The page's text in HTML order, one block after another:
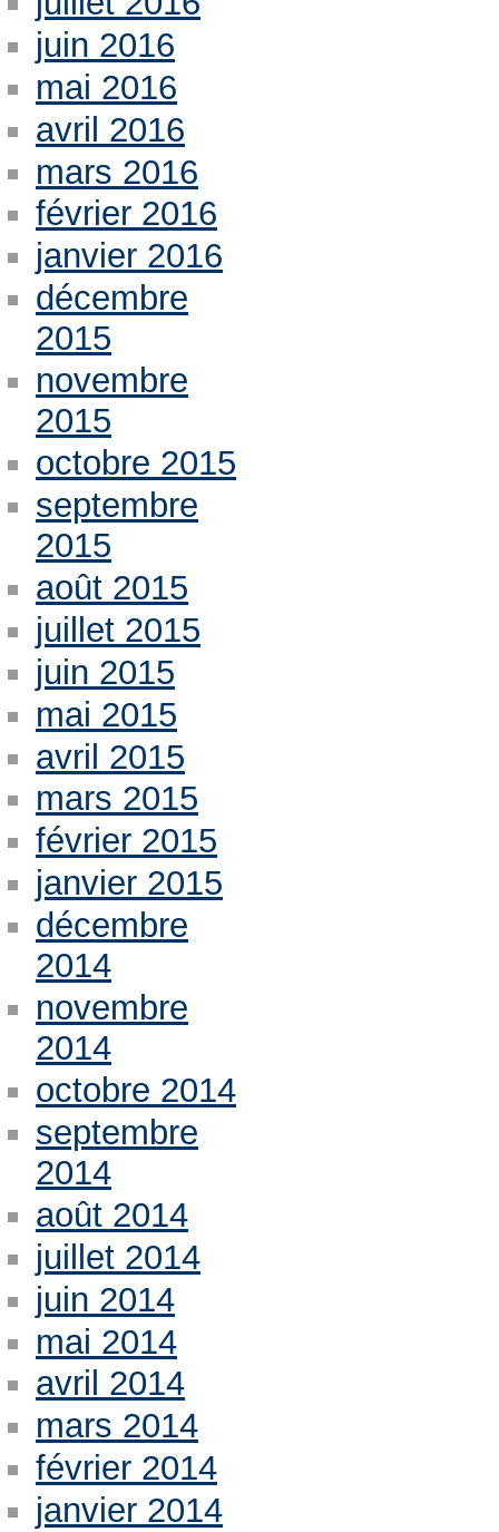
juin 2016
mai 2016
avril 2016
mars 2016
février 2016
janvier 2016
décembre
2015
novembre
2015
octobre 2015
septembre
2015
août 2015
juillet 2015
juin 2015
mai 2015
avril 2015
mars 2015
février 2015
janvier 2015
décembre
2014
novembre
2014
octobre 2014
septembre
2014
août 2014
juillet 2014
juin 2014
mai 2014
avril 2014
mars 2014
février 2014
janvier 2014